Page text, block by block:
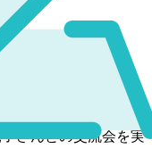
いものごっこ～
さんとの交流会を実